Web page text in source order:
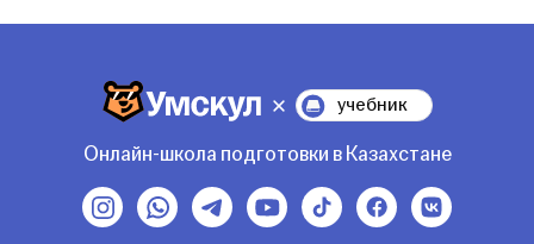
учебник
Онлайн-школа подготовки в Казахстане